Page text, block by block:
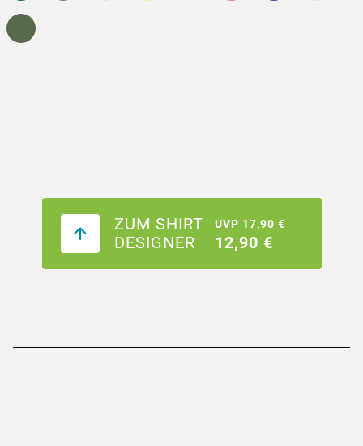
ZUM SHIRT
DESIGNER
UVP 17,90 €
12,90 €